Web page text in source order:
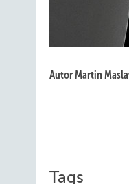
Autor Martin
Tags